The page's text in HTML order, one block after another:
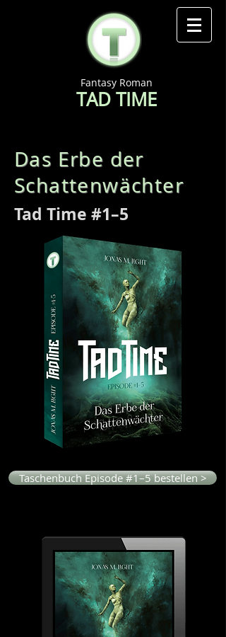
Fantasy Roman
TAD TIME
Das Erbe der
Schattenwächter
Tad Time #1–5
Taschenbuch Episode #1–5 bestellen >